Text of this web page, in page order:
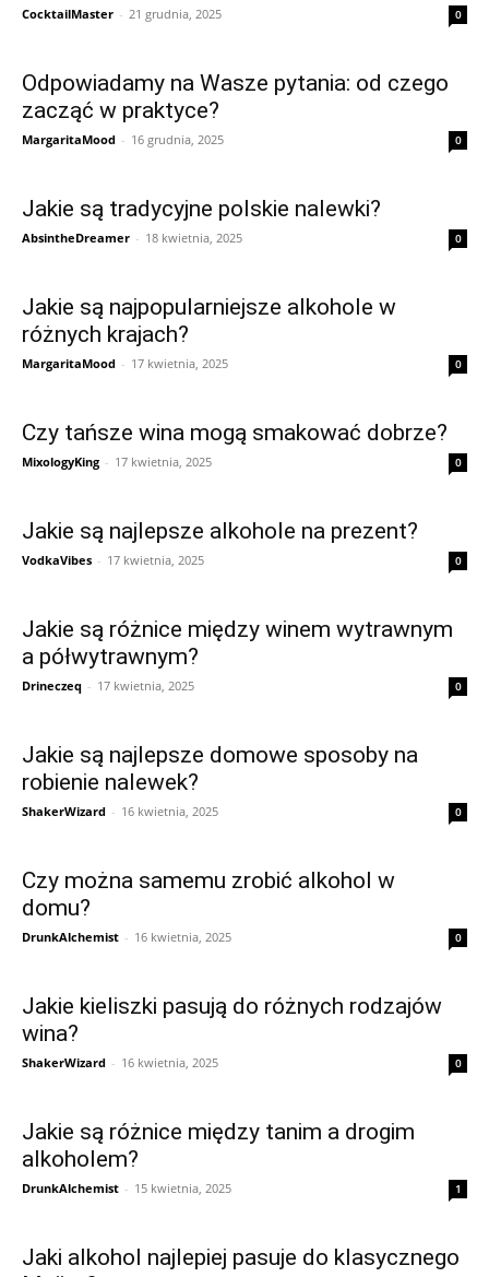
CocktailMaster - 21 grudnia, 2025 0
Odpowiadamy na Wasze pytania: od czego
zacząć w praktyce?
MargaritaMood - 16 grudnia, 2025 0
Jakie są tradycyjne polskie nalewki?
AbsintheDreamer - 18 kwietnia, 2025 0
Jakie są najpopularniejsze alkohole w
różnych krajach?
MargaritaMood - 17 kwietnia, 2025 0
Czy tańsze wina mogą smakować dobrze?
MixologyKing - 17 kwietnia, 2025 0
Jakie są najlepsze alkohole na prezent?
VodkaVibes - 17 kwietnia, 2025 0
Jakie są różnice między winem wytrawnym
a półwytrawnym?
Drineczeq - 17 kwietnia, 2025 0
Jakie są najlepsze domowe sposoby na
robienie nalewek?
ShakerWizard - 16 kwietnia, 2025 0
Czy można samemu zrobić alkohol w
domu?
DrunkAlchemist - 16 kwietnia, 2025 0
Jakie kieliszki pasują do różnych rodzajów
wina?
ShakerWizard - 16 kwietnia, 2025 0
Jakie są różnice między tanim a drogim
alkoholem?
DrunkAlchemist - 15 kwietnia, 2025 1
Jaki alkohol najlepiej pasuje do klasycznego